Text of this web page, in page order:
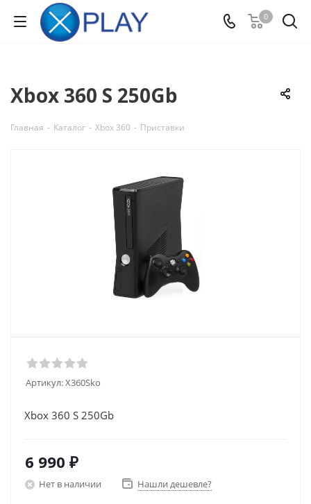
0
Xbox 360 S 250Gb
Главная - Каталог - Xbox 360 - Приставки
Артикул:X360Sko
Xbox 360 S 250Gb
6 990 ₽
Нет в наличии Нашли дешевле?